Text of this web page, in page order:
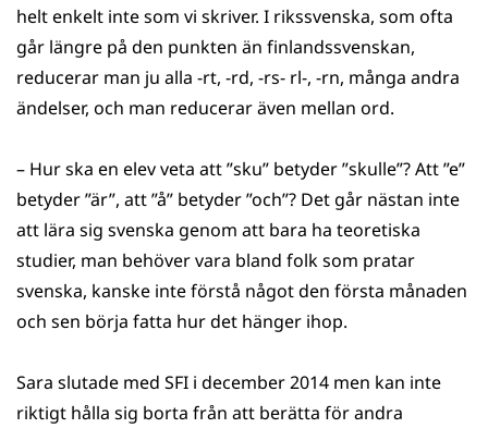
helt enkelt inte som vi skriver. I rikssvenska, som ofta
går längre på den punkten än finlandssvenskan,
reducerar man ju alla -rt, -rd, -rs- rl-, -rn, många andra
ändelser, och man reducerar även mellan ord.
– Hur ska en elev veta att ”sku” betyder ”skulle”? Att ”e”
betyder ”är”, att ”å” betyder ”och”? Det går nästan inte
att lära sig svenska genom att bara ha teoretiska
studier, man behöver vara bland folk som pratar
svenska, kanske inte förstå något den första månaden
och sen börja fatta hur det hänger ihop.
Sara slutade med SFI i december 2014 men kan inte
riktigt hålla sig borta från att berätta för andra